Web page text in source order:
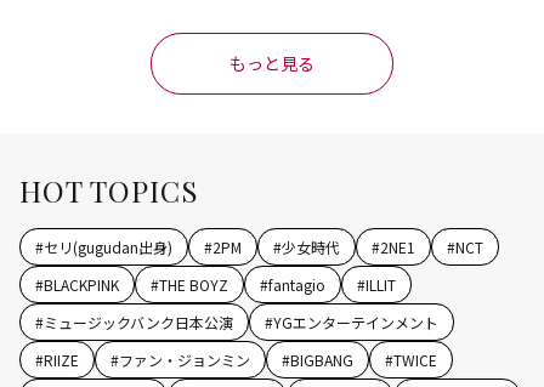
もっと見る
HOT TOPICS
#セリ(gugudan出身) #2PM #少女時代 #2NE1 #NCT
#BLACKPINK #THE BOYZ #fantagio #ILLIT
#ミュージックバンク日本公演 #YGエンターテインメント
#RIIZE #ファン・ジョンミン #BIGBANG #TWICE